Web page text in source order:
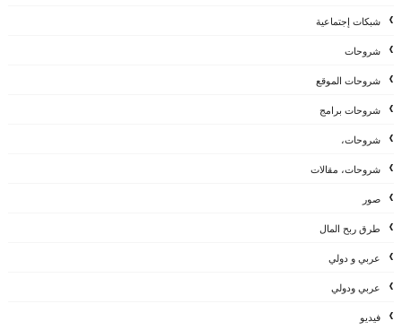
شبكات إجتماعية
شروحات
شروحات الموقع
شروحات برامج
شروحات،
شروحات، مقالات
صور
طرق ربح المال
عربي و دولي
عربي ودولي
فيديو